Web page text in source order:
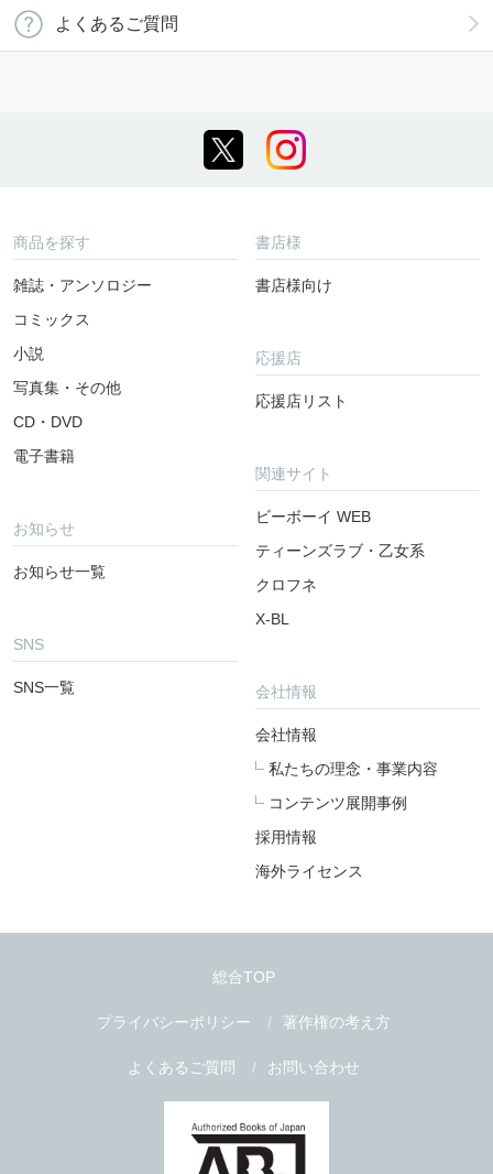
よくあるご質問
商品を探す
雑誌・アンソロジー
コミックス
小説
写真集・その他
CD・DVD
電子書籍
お知らせ
お知らせ一覧
SNS
SNS一覧
書店様
書店様向け
応援店
応援店リスト
関連サイト
ビーボーイ WEB
ティーンズラブ・乙女系
クロフネ
X-BL
会社情報
会社情報
私たちの理念・事業内容
コンテンツ展開事例
採用情報
海外ライセンス
総合TOP
プライバシーポリシー 著作権の考え方
よくあるご質問 お問い合わせ